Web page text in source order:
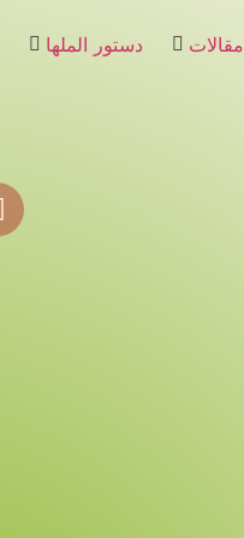
مقالات دستور الملها